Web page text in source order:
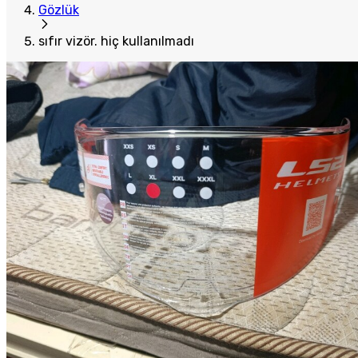
Gözlük
sıfır vizör. hiç kullanılmadı